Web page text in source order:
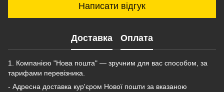
Написати відгук
Доставка Оплата
1. Компанією "Нова пошта" — зручним для вас способом, за
тарифами перевізника.
- Адресна доставка кур'єром Нової пошти за вказаною